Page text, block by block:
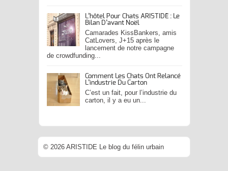
L’hôtel Pour Chats ARISTIDE : Le
Bilan D’avant Noël
Camarades KissBankers, amis
CatLovers, J+15 après le
lancement de notre campagne
de crowdfunding...
Comment Les Chats Ont Relancé
L’industrie Du Carton
C’est un fait, pour l’industrie du
carton, il y a eu un...
© 2026 ARISTIDE Le blog du félin urbain